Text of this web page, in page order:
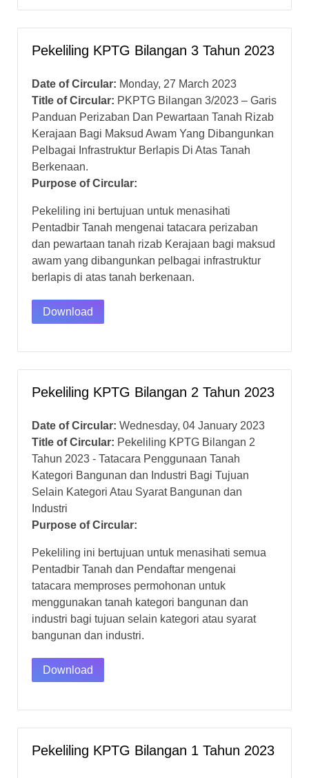
Pekeliling KPTG Bilangan 3 Tahun 2023
Date of Circular: Monday, 27 March 2023
Title of Circular: PKPTG Bilangan 3/2023 – Garis
Panduan Perizaban Dan Pewartaan Tanah Rizab
Kerajaan Bagi Maksud Awam Yang Dibangunkan
Pelbagai Infrastruktur Berlapis Di Atas Tanah
Berkenaan.
Purpose of Circular:
Pekeliling ini bertujuan untuk menasihati
Pentadbir Tanah mengenai tatacara perizaban
dan pewartaan tanah rizab Kerajaan bagi maksud
awam yang dibangunkan pelbagai infrastruktur
berlapis di atas tanah berkenaan.
Download
Pekeliling KPTG Bilangan 2 Tahun 2023
Date of Circular: Wednesday, 04 January 2023
Title of Circular: Pekeliling KPTG Bilangan 2
Tahun 2023 - Tatacara Penggunaan Tanah
Kategori Bangunan dan Industri Bagi Tujuan
Selain Kategori Atau Syarat Bangunan dan
Industri
Purpose of Circular:
Pekeliling ini bertujuan untuk menasihati semua
Pentadbir Tanah dan Pendaftar mengenai
tatacara memproses permohonan untuk
menggunakan tanah kategori bangunan dan
industri bagi tujuan selain kategori atau syarat
bangunan dan industri.
Download
Pekeliling KPTG Bilangan 1 Tahun 2023